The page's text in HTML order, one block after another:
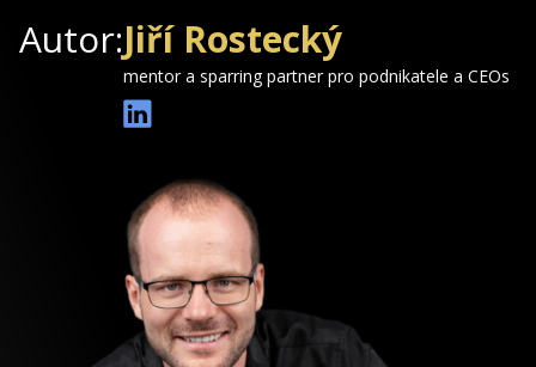
Autor:Jiří Rostecký
mentor a sparring partner pro podnikatele a CEOs